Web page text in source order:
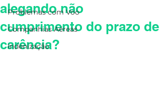
Problemas com Voo
Companhias Aéreas
Indenização
alegando não
cumprimento do prazo de
carência?